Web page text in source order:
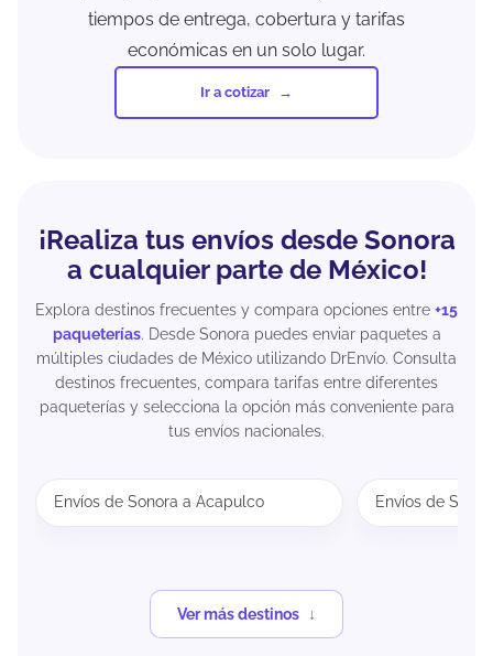
tiempos de entrega, cobertura y tarifas
económicas en un solo lugar.
Ir a cotizar
¡Realiza tus envíos desde Sonora
a cualquier parte de México!
Explora destinos frecuentes y compara opciones entre +15
paqueterías. Desde Sonora puedes enviar paquetes a
múltiples ciudades de México utilizando DrEnvío. Consulta
destinos frecuentes, compara tarifas entre diferentes
paqueterías y selecciona la opción más conveniente para
tus envíos nacionales.
Envíos de Sonora a Acapulco Envíos de
Ver más destinos